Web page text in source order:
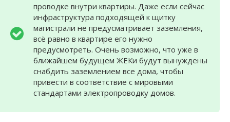
проводке внутри квартиры. Даже если сейчас
инфраструктура подходящей к щитку
магистрали не предусматривает заземления,
всё равно в квартире его нужно
предусмотреть. Очень возможно, что уже в
ближайшем будущем ЖЕКи будут вынуждены
снабдить заземлением все дома, чтобы
привести в соответствие с мировыми
стандартами электропроводку домов.